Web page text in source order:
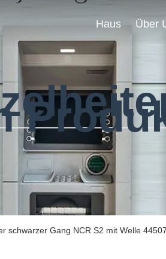
Haus Über
schwarzer Gang NCR S2 mit Welle